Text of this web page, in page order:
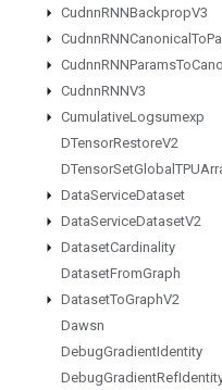
CudnnRNNBackpropV3
CudnnRNNCanonical To
CudnnRNNParamsTo
CudnnRNNV3
CumulativeLogsumexp
DTensorRestoreV2
DTensorSetGlobal
DataServiceDataset
DataServiceDatasetV2
DatasetCardinality
DatasetFromGraph
DatasetToGraphV2
Dawsn
DebugGradientIdentity
DebugGradientRef